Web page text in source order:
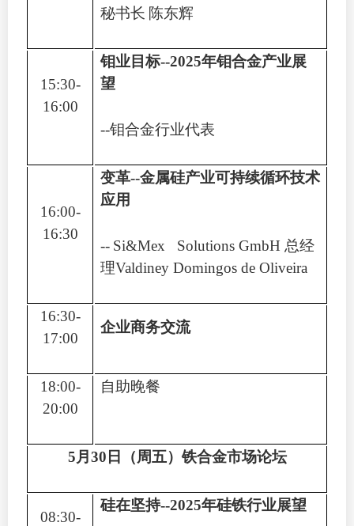
秘书长 陈东辉
15:30-
16:00
钼业目标--2025年钼合金产业展
望
--钼合金行业代表
16:00-
16:30
变革--金属硅产业可持续循环技术
应用
-- Si&Mex Solutions GmbH 总经
理Valdiney Domingos de Oliveira
16:30-
17:00
企业商务交流
18:00-
20:00
自助晚餐
5月 30 日（周五）铁合金市场论坛
08:30-
硅在坚持--2025年硅铁行业展望